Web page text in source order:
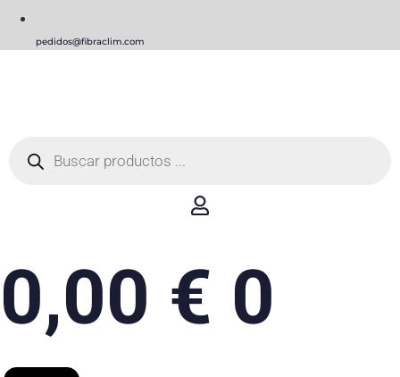
pedidos@fibraclim.com
productos
0,00 € 0